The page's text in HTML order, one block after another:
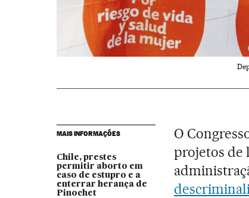
MAIS INFORMAÇÕES
Chile, prestes
permitir aborto em
caso de estupro e a
enterrar herança de
Pinochet
O
projetos de